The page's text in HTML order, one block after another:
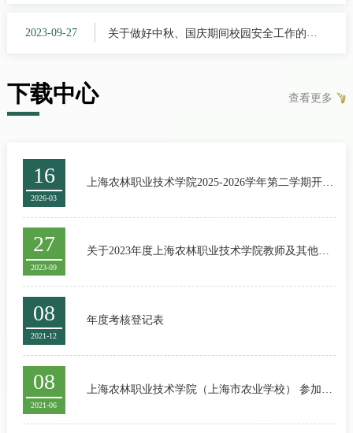
2023-09-27
关于做好中秋、国庆期间校园安全工作的通
下载中心 查看更多
16
2026-03
上海农林职业技术学院2025-2026学年第二学期开学
27
2023-09
关于2023年度上海农林职业技术学院教师及其他专
08
2021-12
年度考核登记表
08
2021-06
上海农林职业技术学院（上海市农业学校） 参加专